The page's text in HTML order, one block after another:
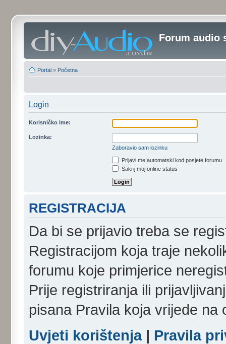
Forum audio
Portal » Početna
Login
Korisničko ime:
Lozinka:
Zaboravio sam lozinku
Prijavi me automatski kod posjete forumu
Sakrij moj online status
REGISTRACIJA
Da bi se prijavio treba se
Registracijom koja traje
forumu koje primjerice
Prije registriranja ili
pisana Pravila koja vrijede na
Uvjeti korištenja| Pravila